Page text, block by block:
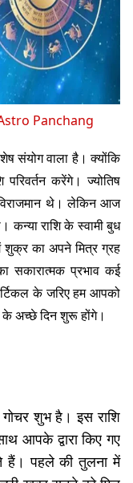
Panchang
संयोग वाला है। क्योंकि
करेंगे। ज्योतिष
थे। लेकिन आज
कन्या राशि के स्वामी बुध
का अपने मित्र ग्रह
सकारात्मक प्रभाव कई
के जरिए हम आपको
के अच्छे दिन शुरू होंगे।
शुभ है। इस राशि
आपके द्वारा किए गए
हैं। पहले की तुलना में